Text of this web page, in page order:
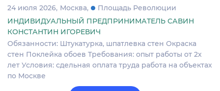
24 июля 2026 Москва
Площадь Революции
ИНДИВИДУАЛЬНЫЙ ПРЕДПРИНИМАТЕЛЬ САВИН
КОНСТАНТИН ИГОРЕВИЧ
Обязанности: Штукатурка, шпатлевка стен Окраска
стен Поклейка обоев Требования: опыт работы от 2х
лет Условия: сдельная оплата труда работа на объектах
по Москве